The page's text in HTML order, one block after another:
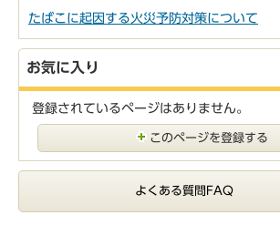
たばこに起因する火災予防対策について
お気に入り
登録されているページはありません。
このページを登録する
よくある質問FAQ